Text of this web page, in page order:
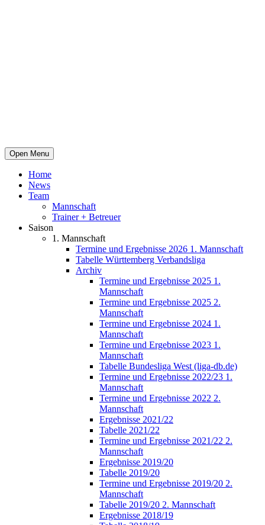
Open Menu
Home
News
Team
Mannschaft
Trainer + Betreuer
Saison
1. Mannschaft
Termine und Ergebnisse 2026 1. Mannschaft
Tabelle Württemberg Verbandsliga
Archiv
Termine und Ergebnisse 2025 1.
Mannschaft
Termine und Ergebnisse 2025 2.
Mannschaft
Termine und Ergebnisse 2024 1.
Mannschaft
Termine und Ergebnisse 2023 1.
Mannschaft
Tabelle Bundesliga West (liga-db.de)
Termine und Ergebnisse 2022/23 1.
Mannschaft
Termine und Ergebnisse 2022 2.
Mannschaft
Ergebnisse 2021/22
Tabelle 2021/22
Termine und Ergebnisse 2021/22 2.
Mannschaft
Ergebnisse 2019/20
Tabelle 2019/20
Termine und Ergebnisse 2019/20 2.
Mannschaft
Tabelle 2019/20 2. Mannschaft
Ergebnisse 2018/19